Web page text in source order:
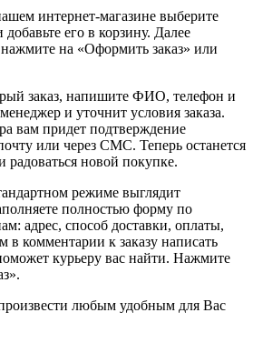
интернет-магазине выберите
его в корзину. Далее
на «Оформить заказ» или
заказ, напишите ФИО, телефон и
и уточнит условия заказа.
вам придет подтверждение
или через СМС. Теперь останется
радоваться новой покупке.
режиме выглядит
полностью форму по
адрес, способ доставки, оплаты,
в комментарии к заказу написать
курьеру вас найти. Нажмите
любым удобным для Вас